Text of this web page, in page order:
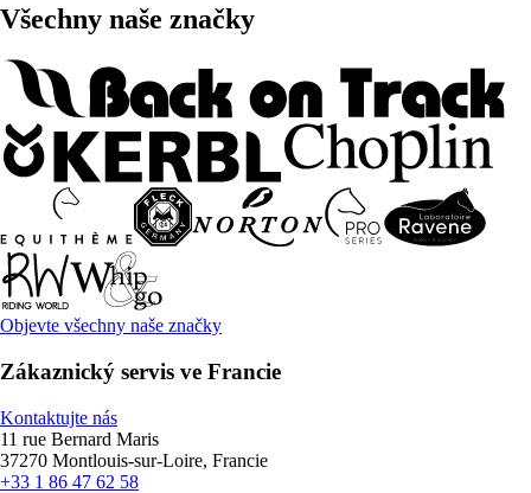
Všechny naše značky
Objevte všechny naše značky
Zákaznický servis ve Francie
Kontaktujte nás
11 rue Bernard Maris
37270 Montlouis-sur-Loire, Francie
+33 1 86 47 62 58